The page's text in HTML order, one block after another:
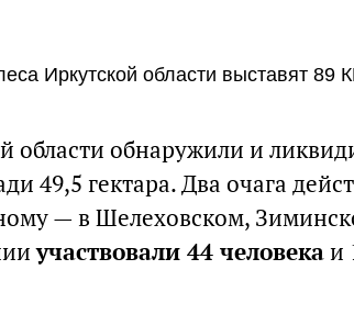
Иркутской области выставят 89
области обнаружили и
49,5 гектара. Два очага
— в Шелеховском,
участвовали 44 человекаи